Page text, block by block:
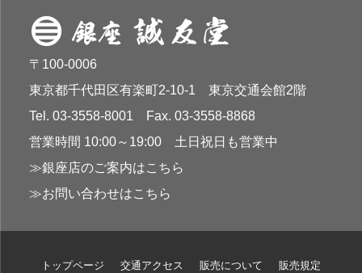
〒100-0006
東京都千代田区有楽町2-10-1 東京交通会館2階
Tel. 03-3558-8001 Fax. 03-3558-8868
営業時間 10:00～19:00 土日祝日も営業中
≫銀座店のご案内はこちら
≫お問い合わせはこちら
トップページ 交通アクセス 販売について
販売規定